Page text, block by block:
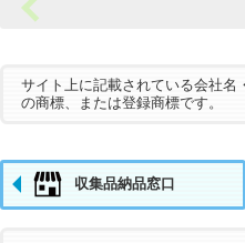
サイト上に記載されている会社名
の商標、または登録商標です。
収集品納品窓口